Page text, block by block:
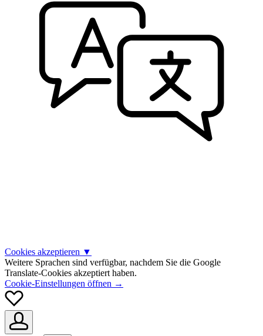
Cookies akzeptieren ▼
Weitere Sprachen sind verfügbar, nachdem Sie die Google
Translate-Cookies akzeptiert haben.
Cookie-Einstellungen öffnen →